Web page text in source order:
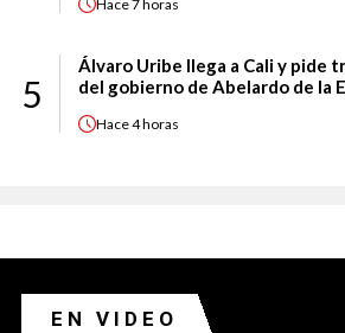
Hace7 horas
5
Álvaro Uribe llega a Cali y pide
del gobierno de Abelardo de la
Hace4 horas
EN VIDEO